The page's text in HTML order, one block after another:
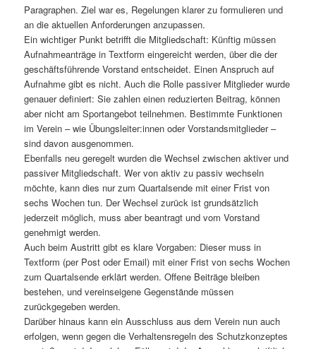
Paragraphen. Ziel war es, Regelungen klarer zu formulieren und
an die aktuellen Anforderungen anzupassen.
Ein wichtiger Punkt betrifft die Mitgliedschaft: Künftig müssen
Aufnahmeanträge in Textform eingereicht werden, über die der
geschäftsführende Vorstand entscheidet. Einen Anspruch auf
Aufnahme gibt es nicht. Auch die Rolle passiver Mitglieder wurde
genauer definiert: Sie zahlen einen reduzierten Beitrag, können
aber nicht am Sportangebot teilnehmen. Bestimmte Funktionen
im Verein – wie Übungsleiter:innen oder Vorstandsmitglieder –
sind davon ausgenommen.
Ebenfalls neu geregelt wurden die Wechsel zwischen aktiver und
passiver Mitgliedschaft. Wer von aktiv zu passiv wechseln
möchte, kann dies nur zum Quartalsende mit einer Frist von
sechs Wochen tun. Der Wechsel zurück ist grundsätzlich
jederzeit möglich, muss aber beantragt und vom Vorstand
genehmigt werden.
Auch beim Austritt gibt es klare Vorgaben: Dieser muss in
Textform (per Post oder Email) mit einer Frist von sechs Wochen
zum Quartalsende erklärt werden. Offene Beiträge bleiben
bestehen, und vereinseigene Gegenstände müssen
zurückgegeben werden.
Darüber hinaus kann ein Ausschluss aus dem Verein nun auch
erfolgen, wenn gegen die Verhaltensregeln des Schutzkonzeptes